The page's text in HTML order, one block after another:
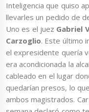
Inteligencia que quiso
llevarles un pedido de
Uno es el juez Gabriel
Carzoglio. Este último
el expresidente quería
era acondicionada la
cableado en el lugar
quedarían presos, lo
ambos magistrados.